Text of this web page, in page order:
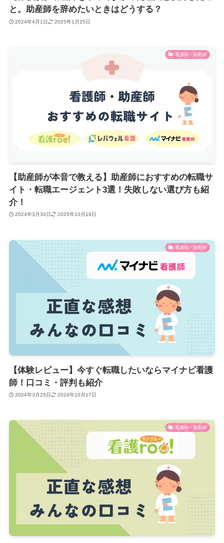
と。助産師を辞めたいときはどうする？
2024年4月1日 2025年1月25日
看護師・助産師
【助産師が本音で教える】助産師におすすめの転職サ
イト・転職エージェント3選！失敗しない選び方も紹
介！
2024年3月30日 2025年10月19日
看護師・助産師
【体験レビュー】今すぐ転職したいならマイナビ看護
師！口コミ・評判も紹介
2024年3月25日 2024年10月17日
看護師・助産師